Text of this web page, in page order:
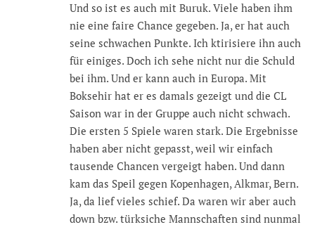
Und so ist es auch mit Buruk. Viele haben ihm
nie eine faire Chance gegeben. Ja, er hat auch
seine schwachen Punkte. Ich ktirisiere ihn auch
für einiges. Doch ich sehe nicht nur die Schuld
bei ihm. Und er kann auch in Europa. Mit
Boksehir hat er es damals gezeigt und die CL
Saison war in der Gruppe auch nicht schwach.
Die ersten 5 Spiele waren stark. Die Ergebnisse
haben aber nicht gepasst, weil wir einfach
tausende Chancen vergeigt haben. Und dann
kam das Speil gegen Kopenhagen, Alkmar, Bern.
Ja, da lief vieles schief. Da waren wir aber auch
down bzw. türksiche Mannschaften sind nunmal